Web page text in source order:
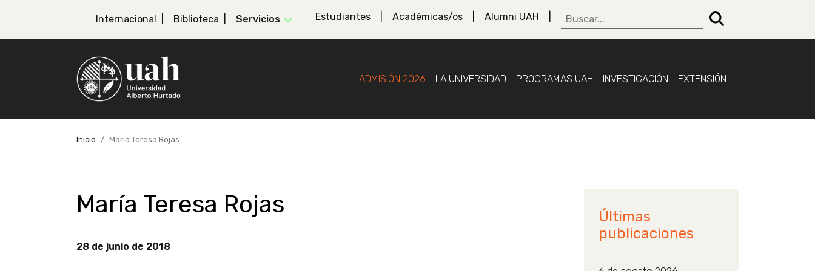
Internacional Biblioteca Servicios Estudiantes Académicas/os Alumni UAH
ADMISIÓN 2026 LA UNIVERSIDAD PROGRAMAS UAH INVESTIGACIÓN EXTENSIÓN
Inicio María Teresa Rojas
María Teresa Rojas
28 de junio de 2018
Últimas
publicaciones